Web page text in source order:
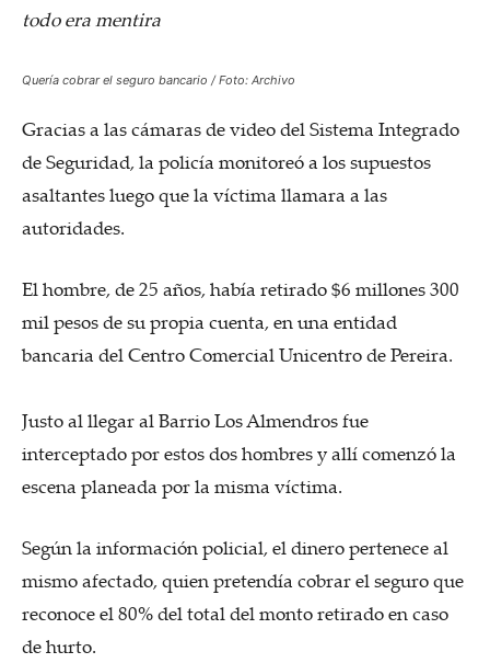
todo era mentira
Quería cobrar el seguro bancario / Foto: Archivo
Gracias a las cámaras de video del Sistema Integrado
de Seguridad, la policía monitoreó a los supuestos
asaltantes luego que la víctima llamara a las
autoridades.
El hombre, de 25 años, había retirado $6 millones 300
mil pesos de su propia cuenta, en una entidad
bancaria del Centro Comercial Unicentro de Pereira.
Justo al llegar al Barrio Los Almendros fue
interceptado por estos dos hombres y allí comenzó la
escena planeada por la misma víctima.
Según la información policial, el dinero pertenece al
mismo afectado, quien pretendía cobrar el seguro que
reconoce el 80% del total del monto retirado en caso
de hurto.